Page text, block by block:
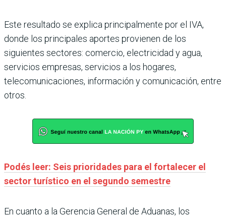
Este resultado se explica principalmente por el IVA,
donde los principales aportes provienen de los
siguientes sectores: comercio, electricidad y agua,
servicios empresas, servicios a los hogares,
telecomunicaciones, información y comunicación, entre
otros.
Podés leer: Seis prioridades para el fortalecer el
sector turístico en el segundo semestre
En cuanto a la Gerencia General de Aduanas, los